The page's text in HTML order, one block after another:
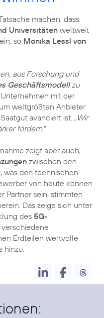
machen, dass
Universitäten weltweit
so Monika Lessl von
aus Forschung und
Geschäftsmodellzu
mit der
weltgrößten Anbieter
avanciert ist. „ Wir
fördern.“
zeigt aber auch,
zwischen den
was den technischen
von heute können
Partner sein, stimmten
Das zeige sich unter
des 5G-
verschiedene
Erdteilen wertvolle
hinzu.